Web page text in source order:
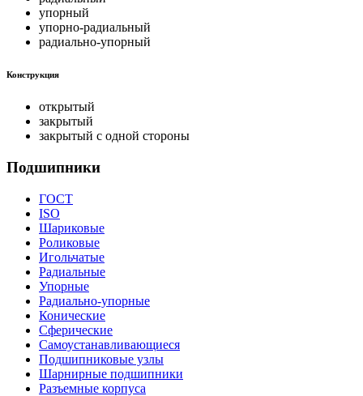
упорный
упорно-радиальный
радиально-упорный
Конструкция
открытый
закрытый
закрытый с одной стороны
Подшипники
ГОСТ
ISO
Шариковые
Роликовые
Игольчатые
Радиальные
Упорные
Радиально-упорные
Конические
Сферические
Самоустанавливающиеся
Подшипниковые узлы
Шарнирные подшипники
Разъемные корпуса